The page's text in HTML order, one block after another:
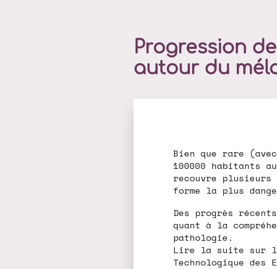
Progression
autour du
Bien que rare
100000 habitants
recouvre plusieurs
forme la plus
Des progrès
quant à la
pathologie.
Lire la suite sur
Technologique des